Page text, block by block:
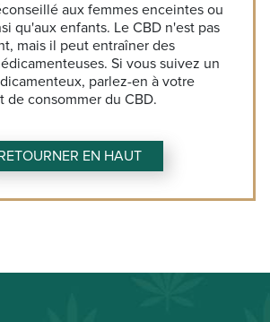
aux femmes enceintes ou
qu'aux enfants. Le CBD n'est pas
mais il peut entraîner des
Si vous suivez un
parlez-en à votre
de consommer du CBD.
EN HAUT